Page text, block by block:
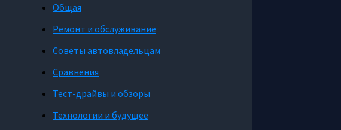
Общая
Ремонт и обслуживание
Советы автовладельцам
Сравнения
Тест-драйвы и обзоры
Технологии и будущее